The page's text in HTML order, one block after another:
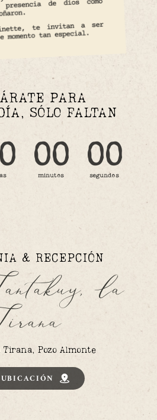
PARA
SÓLO FALTAN
00
minutos
00
segundos
& RECEPCIÓN
la
Tirana, Pozo Almonte